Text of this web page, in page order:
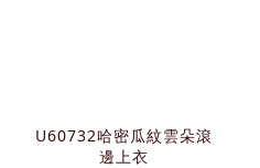
U60732哈密瓜紋雲朵滾
邊上衣